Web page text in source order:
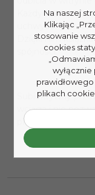
Każdy rozdział
uchwycony przez
Dzięki nim
spójności.
Subiektywny
wciąga i nie
pisał Enrique
Na naszej
Klikając
stosowanie
cookies
plikach